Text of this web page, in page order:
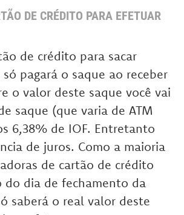
DE CRÉDITO PARA EFETUAR
de crédito para sacar
pagará o saque ao receber
o valor deste saque você vai
saque (que varia de ATM
6,38% de IOF. Entretanto
de juros. Como a maioria
de cartão de crédito
do dia de fechamento da
saberá o real valor deste